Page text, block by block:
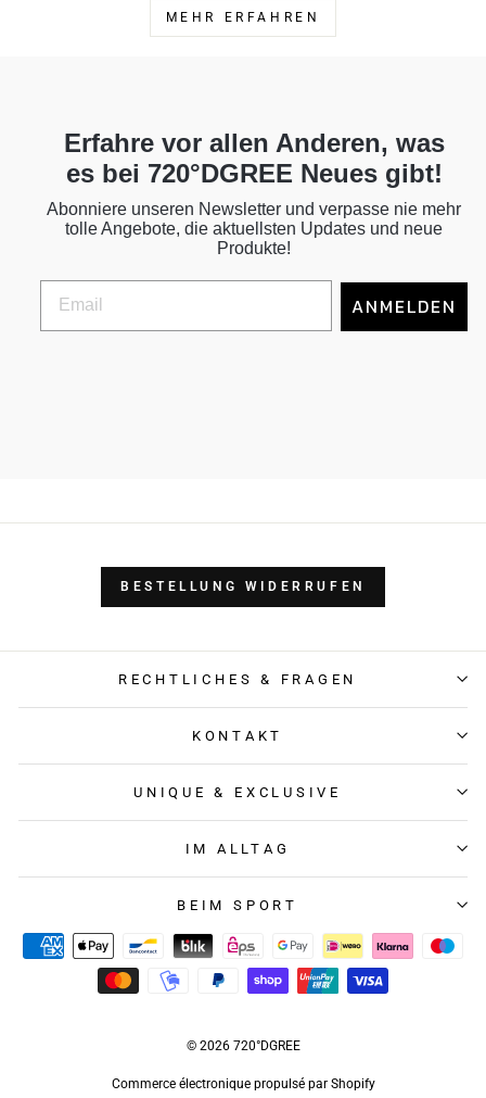
MEHR ERFAHREN
Erfahre vor allen Anderen, was
es bei 720°DGREE Neues gibt!
Abonniere unseren Newsletter und verpasse nie mehr
tolle Angebote, die aktuellsten Updates und neue
Produkte!
ANMELDEN
BESTELLUNG WIDERRUFEN
RECHTLICHES & FRAGEN
KONTAKT
UNIQUE & EXCLUSIVE
IM ALLTAG
BEIM SPORT
© 2026 720°DGREE
Commerce électronique propulsé par Shopify